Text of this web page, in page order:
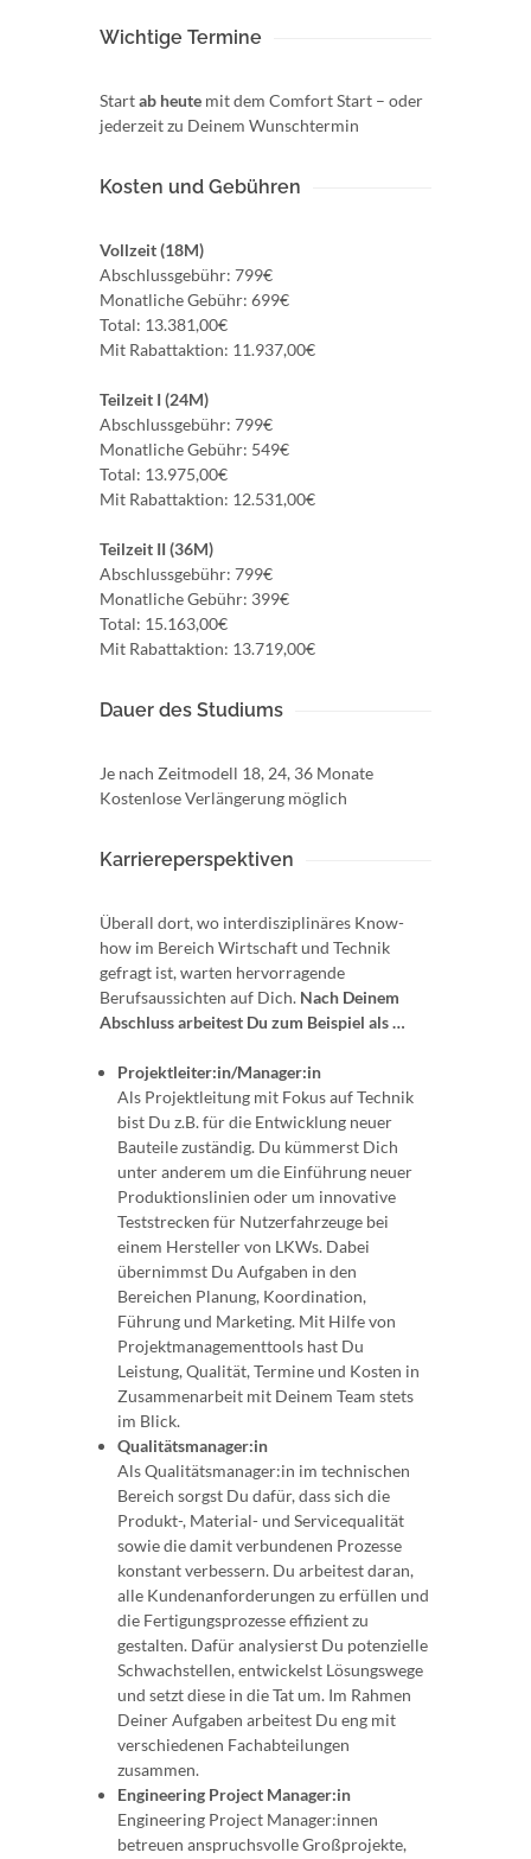
Wichtige Termine
Startab heute mit dem Comfort Start – oder
jederzeit zu Deinem Wunschtermin
Kosten und Gebühren
Vollzeit (18M)
Abschlussgebühr: 799€
Monatliche Gebühr: 699€
Total: 13.381,00€
Mit Rabattaktion: 11.937,00€
Teilzeit I (24M)
Abschlussgebühr: 799€
Monatliche Gebühr: 549€
Total: 13.975,00€
Mit Rabattaktion: 12.531,00€
Teilzeit II (36M)
Abschlussgebühr: 799€
Monatliche Gebühr: 399€
Total: 15.163,00€
Mit Rabattaktion: 13.719,00€
Dauer des Studiums
Je nach Zeitmodell 18, 24, 36 Monate
Kostenlose Verlängerung möglich
Karriereperspektiven
Überall dort, wo interdisziplinäres Know-
how im Bereich Wirtschaft und Technik
gefragt ist, warten hervorragende
Berufsaussichten auf Dich. Nach Deinem
Abschluss arbeitest Du zum Beispiel als …
Projektleiter:in/Manager:in
Als Projektleitung mit Fokus auf Technik
bist Du z.B. für die Entwicklung neuer
Bauteile zuständig. Du kümmerst Dich
unter anderem um die Einführung neuer
Produktionslinien oder um innovative
Teststrecken für Nutzerfahrzeuge bei
einem Hersteller von LKWs. Dabei
übernimmst Du Aufgaben in den
Bereichen Planung, Koordination,
Führung und Marketing. Mit Hilfe von
Projektmanagementtools hast Du
Leistung, Qualität, Termine und Kosten in
Zusammenarbeit mit Deinem Team stets
im Blick.
Qualitätsmanager:in
Als Qualitätsmanager:in im technischen
Bereich sorgst Du dafür, dass sich die
Produkt-, Material- und Servicequalität
sowie die damit verbundenen Prozesse
konstant verbessern. Du arbeitest daran,
alle Kundenanforderungen zu erfüllen und
die Fertigungsprozesse effizient zu
gestalten. Dafür analysierst Du potenzielle
Schwachstellen, entwickelst Lösungswege
und setzt diese in die Tat um. Im Rahmen
Deiner Aufgaben arbeitest Du eng mit
verschiedenen Fachabteilungen
zusammen.
Engineering Project Manager:in
Engineering Project Manager:innen
betreuen anspruchsvolle Großprojekte,